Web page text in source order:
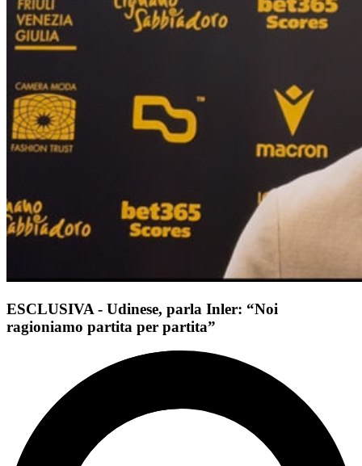
ESCLUSIVA - Udinese, parla Inler: “Noi
ragioniamo partita per partita”